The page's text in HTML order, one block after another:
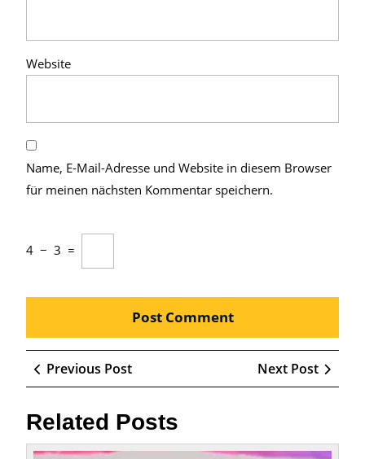
Website
Name, E-Mail-Adresse und Website in diesem Browser
für meinen nächsten Kommentar speichern.
4 − 3 =
Beitragsnavigation
Previous PostPrevious
Post
Next Post
Next
Post
Related Posts